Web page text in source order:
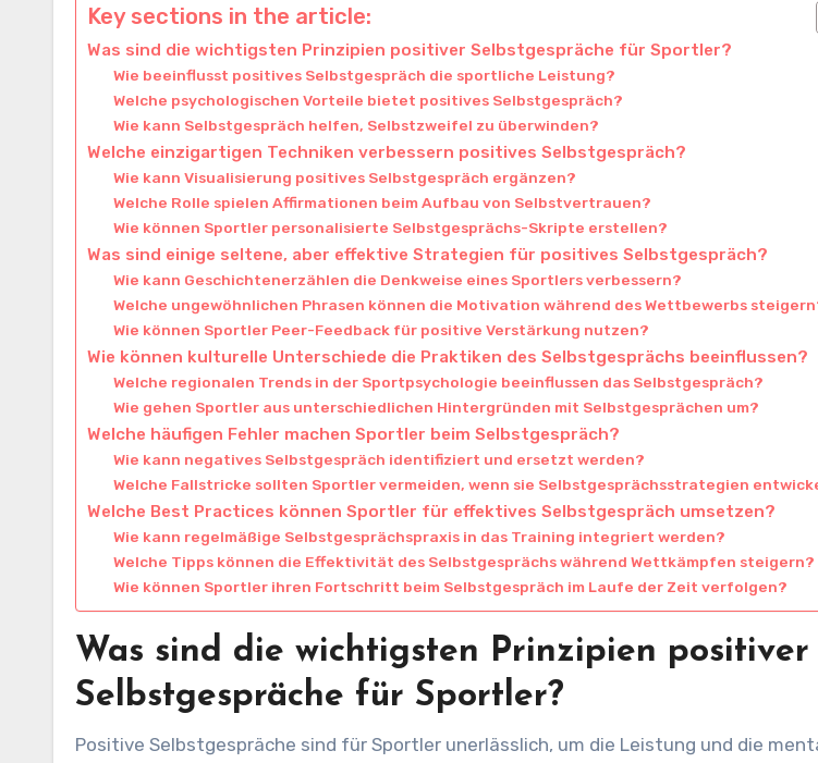
Key sections in the article:
Was sind die wichtigsten Prinzipien positiver Selbstgespräche für Sportler?
Wie beeinflusst positives Selbstgespräch die sportliche Leistung?
Welche psychologischen Vorteile bietet positives Selbstgespräch?
Wie kann Selbstgespräch helfen, Selbstzweifel zu überwinden?
Welche einzigartigen Techniken verbessern positives Selbstgespräch?
Wie kann Visualisierung positives Selbstgespräch ergänzen?
Welche Rolle spielen Affirmationen beim Aufbau von Selbstvertrauen?
Wie können Sportler personalisierte Selbstgesprächs-Skripte erstellen?
Was sind einige seltene, aber effektive Strategien für positives Selbstgespräch?
Wie kann Geschichtenerzählen die Denkweise eines Sportlers verbessern?
Welche ungewöhnlichen Phrasen können die Motivation während des Wettbewerbs
Wie können Sportler Peer-Feedback für positive Verstärkung nutzen?
Wie können kulturelle Unterschiede die Praktiken des Selbstgesprächs beeinflussen?
Welche regionalen Trends in der Sportpsychologie beeinflussen das Selbstgespräch?
Wie gehen Sportler aus unterschiedlichen Hintergründen mit Selbstgesprächen um?
Welche häufigen Fehler machen Sportler beim Selbstgespräch?
Wie kann negatives Selbstgespräch identifiziert und ersetzt werden?
Welche Fallstricke sollten Sportler vermeiden, wenn sie Selbstgesprächsstrategien
Welche Best Practices können Sportler für effektives Selbstgespräch umsetzen?
Wie kann regelmäßige Selbstgesprächspraxis in das Training integriert werden?
Welche Tipps können die Effektivität des Selbstgesprächs während Wettkämpfen steigern?
Wie können Sportler ihren Fortschritt beim Selbstgespräch im Laufe der Zeit verfolgen?
Was sind die wichtigsten Prinzipien positiver
Selbstgespräche für Sportler?
Positive Selbstgespräche sind für Sportler unerlässlich, um die Leistung und die